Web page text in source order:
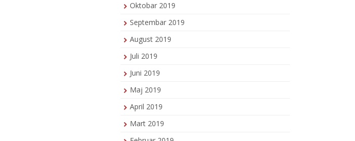
Oktobar 2019
Septembar 2019
August 2019
Juli 2019
Juni 2019
Maj 2019
April 2019
Mart 2019